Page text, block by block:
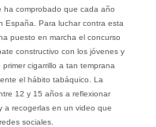
ha comprobado que cada año
España. Para luchar contra esta
puesto en marcha el concurso
constructivo con los jóvenes y
cigarrillo a tan temprana
el hábito tabáquico. La
12 y 15 años a reflexionar
a recogerlas en un video que
sociales.